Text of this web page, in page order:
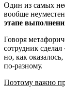
Один из самых
вообще
этапе
Говоря
сотрудник
но, как
по-разному.
Поэтому важно